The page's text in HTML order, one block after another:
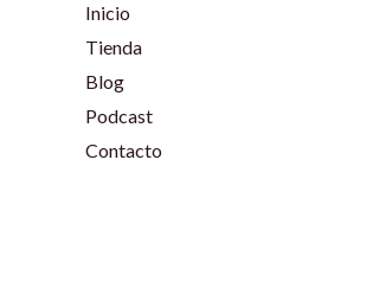
Inicio
Tienda
Blog
Podcast
Contacto